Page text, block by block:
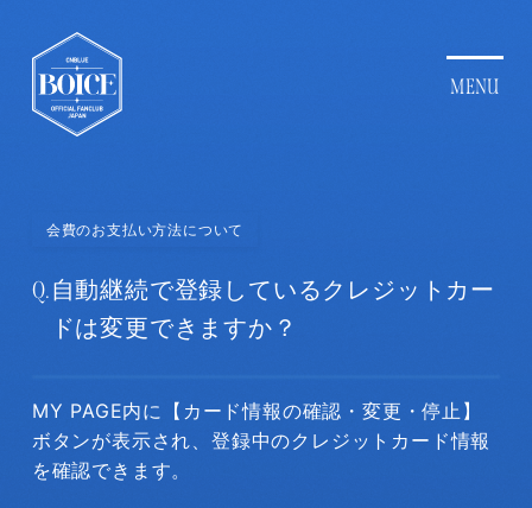
会費のお支払い方法について
Q.自動継続で登録しているクレジットカー
ドは変更できますか？
MY PAGE内に【カード情報の確認・変更・停止】
ボタンが表示され、登録中のクレジットカード情報
を確認できます。